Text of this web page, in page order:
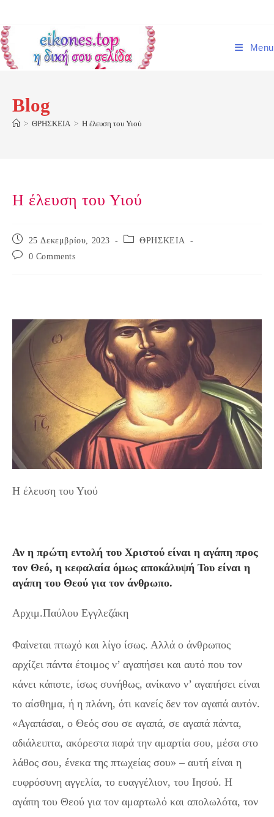
content
Menu
Blog
> ΘΡΗΣΚΕΙΑ > Η έλευση του Υιού
Η έλευση του Υιού
Post
published:
25 Δεκεμβρίου, 2023
Post ΘΡΗΣΚΕΙΑ
Post
0 Comments
Η έλευση του Υιού
Αν η πρώτη εντολή του Χριστού είναι η αγάπη προς
τον Θεό, η κεφαλαία όμως αποκάλυψή Του είναι η
αγάπη του Θεού για τον άνθρωπο.
Αρχιμ.Παύλου Εγγλεζάκη
Φαίνεται πτωχό και λίγο ίσως. Αλλά ο άνθρωπος
αρχίζει πάντα έτοιμος ν’ αγαπήσει και αυτό που τον
κάνει κάποτε, ίσως συνήθως, ανίκανο ν’ αγαπήσει είναι
το αίσθημα, ή η πλάνη, ότι κανείς δεν τον αγαπά αυτόν.
«Αγαπάσαι, ο Θεός σου σε αγαπά, σε αγαπά πάντα,
αδιάλειπτα, ακόρεστα παρά την αμαρτία σου, μέσα στο
λάθος σου, ένεκα της πτωχείας σου» – αυτή είναι η
ευφρόσυνη αγγελία, το ευαγγέλιον, του Ιησού. Η
αγάπη του Θεού για τον αμαρτωλό και απολωλότα, τον